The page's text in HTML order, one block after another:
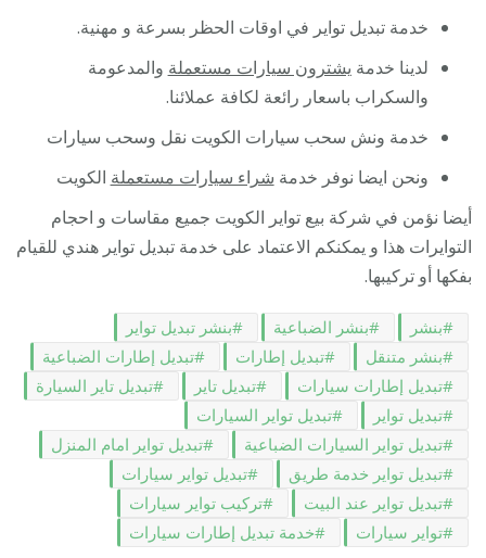
خدمة تبديل تواير في اوقات الحظر بسرعة و مهنية.
لدينا خدمة يشترون سيارات مستعملة والمدعومة
والسكراب باسعار رائعة لكافة عملائنا.
خدمة ونش سحب سيارات الكويت نقل وسحب سيارات
ونحن ايضا نوفر خدمة شراء سيارات مستعملة الكويت
أيضا نؤمن في شركة بيع تواير الكويت جميع مقاسات و احجام
التوايرات هذا و يمكنكم الاعتماد على خدمة تبديل تواير هندي للقيام
بفكها أو تركيبها.
بنشر بنشر الضباعية
بنشر تبديل تواير
بنشر متنقل
تبديل إطارات
تبديل إطارات الضباعية
تبديل إطارات سيارات
تبديل تاير
تبديل تاير السيارة
تبديل تواير
تبديل تواير السيارات
تبديل تواير السيارات الضباعية
تبديل تواير امام المنزل
تبديل تواير خدمة طريق
تبديل تواير سيارات
تبديل تواير عند البيت
تركيب تواير سيارات
تواير سيارات
خدمة تبديل إطارات سيارات